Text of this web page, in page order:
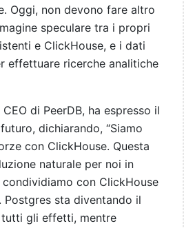
Oggi, non devono fare altro
speculare tra i propri
e ClickHouse, e i dati
effettuare ricerche analitiche
di PeerDB, ha espresso il
dichiarando, “Siamo
con ClickHouse. Questa
naturale per noi in
condividiamo con ClickHouse
sta diventando il
gli effetti, mentre